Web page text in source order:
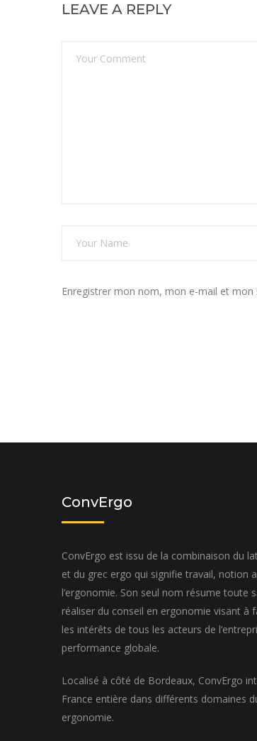
LEAVE A REPLY
Enregistrer mon nom, mon e-mail et
ConvErgo
ConvErgo est issu de la combinaison du
et du grec ergo qui signifie travail, notion
l’ergonomie. Son seul nom résume toute
réaliser du conseil en ergonomie visant à
les intérêts de tous les acteurs de
performance globale.
Localisé à côté de Bordeaux, ConvErgo
France entière dans différents domaines
ergonomie.